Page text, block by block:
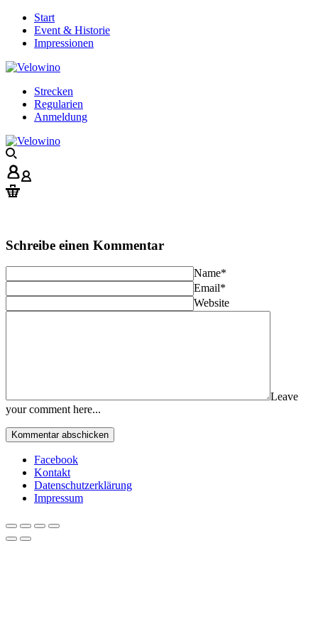
Start
Event & Historie
Impressionen
Strecken
Regularien
Anmeldung
Schreibe einen Kommentar
Name*
Email*
Website
Leave
your comment here...
Facebook
Kontakt
Datenschutzerklärung
Impressum